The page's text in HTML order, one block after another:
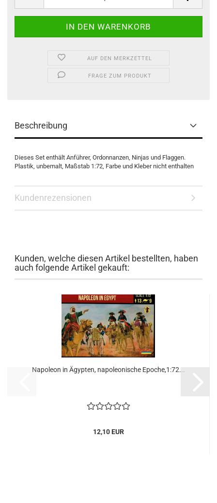
AUF DEN MERKZETTEL
FRAGE ZUM PRODUKT
Beschreibung
Dieses Set enthält Anführer, Ordonnanzen, Ninjas und Flaggen.
Plastik, unbemalt, Maßstab 1:72, Farbe und Kleber nicht enthalten
Kundenrezensionen
Kunden, welche diesen Artikel bestellten, haben
auch folgende Artikel gekauft:
Napoleon in Ägypten, napoleonische Epoche,1:72...
12,10 EUR